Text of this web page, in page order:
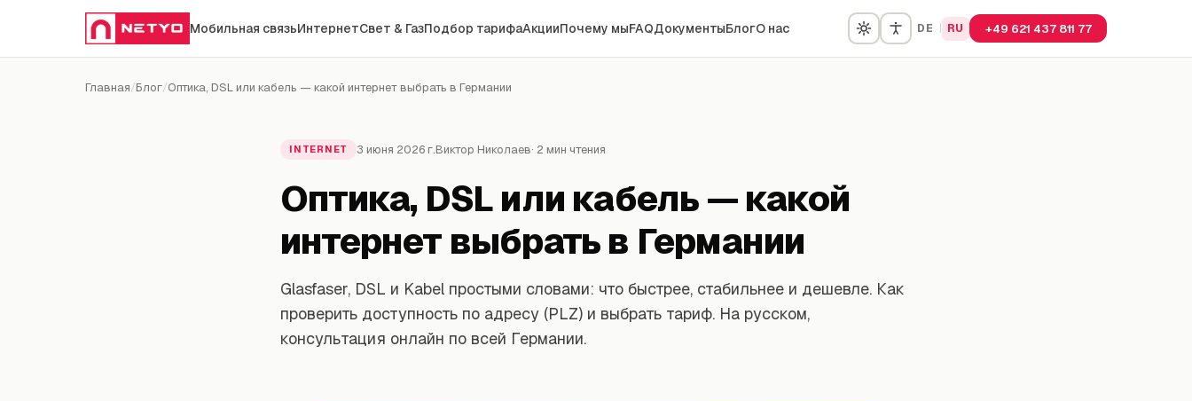
Мобильная связьИнтернетСвет & ГазПодбор тарифаАкцииПочему мыFAQДокументыБлогО нас DE | RU +49 621 437 811 77
Главная/Блог/Оптика, DSL или кабель — какой интернет выбрать в Германии
INTERNET 3 июня 2026 г.Виктор Николаев· 2 мин чтения
Оптика, DSL или кабель — какой
интернет выбрать в Германии
Glasfaser, DSL и Kabel простыми словами: что быстрее, стабильнее и дешевле. Как
проверить доступность по адресу (PLZ) и выбрать тариф. На русском,
консультация онлайн по всей Германии.